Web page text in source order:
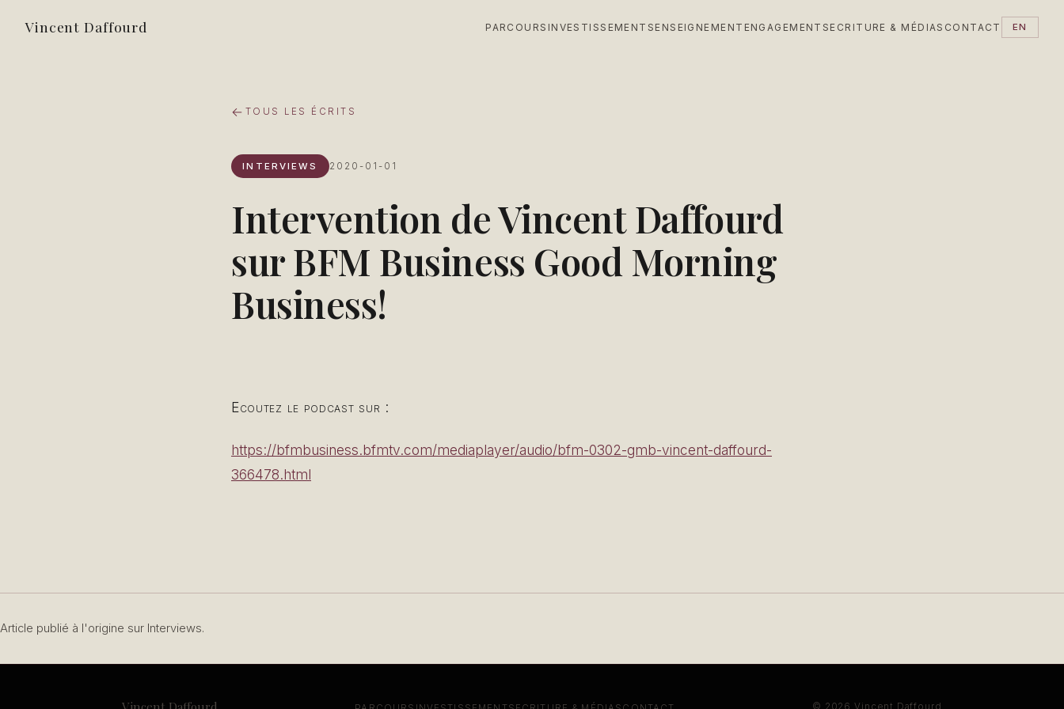
Vincent Daffourd PARCOURS INVESTISSEMENTS ENSEIGNEMENT ENGAGEMENTS ECRITURE & MÉDIAS CONTACT EN
TOUS LES ÉCRITS
INTERVIEWS 2020-01-01
Intervention de Vincent Daffourd
sur BFM Business Good Morning
Business!
Ecoutez le podcast sur :
https://bfmbusiness.bfmtv.com/mediaplayer/audio/bfm-0302-gmb-vincent-daffourd-
366478.html
Article publié à l'origine sur Interviews.
© 2026 Vincent Daffourd